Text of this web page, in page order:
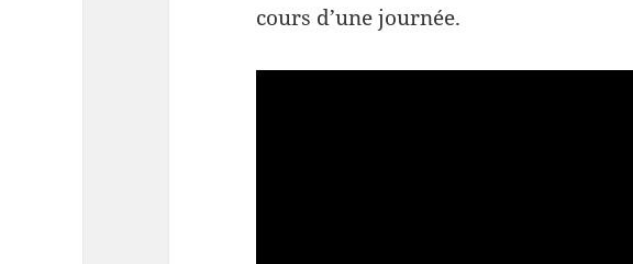
cours d’une journée.